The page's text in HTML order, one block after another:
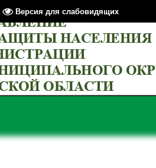
Версия для слабовидящих